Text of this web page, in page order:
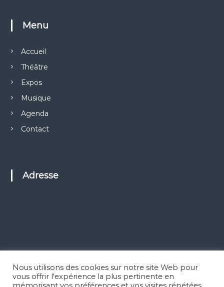
Menu
Accueil
Théâtre
Expos
Musique
Agenda
Contact
Adresse
Nous utilisons des cookies sur notre site Web pour
vous offrir l'expérience la plus pertinente en